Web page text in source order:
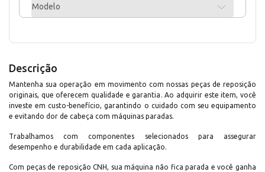
Modelo
Descrição
Mantenha sua operação em movimento com nossas peças de reposição
originais, que oferecem qualidade e garantia. Ao adquirir este item, você
investe em custo-benefício, garantindo o cuidado com seu equipamento
e evitando dor de cabeça com máquinas paradas.
Trabalhamos com componentes selecionados para assegurar
desempenho e durabilidade em cada aplicação.
Com peças de reposição CNH, sua máquina não fica parada e você ganha